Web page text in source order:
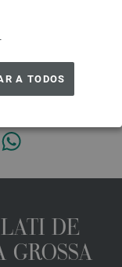
A TODOS
DE